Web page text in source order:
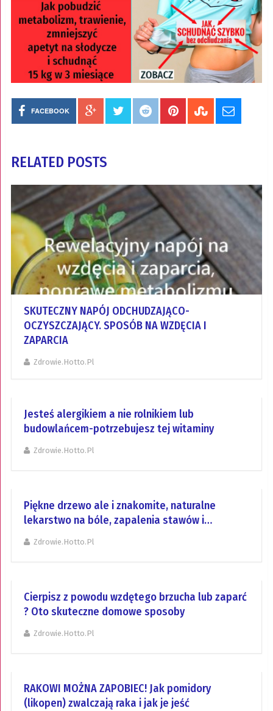
FACEBOOK
RELATED POSTS
SKUTECZNY NAPÓJ ODCHUDZAJĄCO-
OCZYSZCZAJĄCY. SPOSÓB NA WZDĘCIA I
ZAPARCIA
Zdrowie.hotto.pl
Jesteś alergikiem a nie rolnikiem lub
budowlańcem-potrzebujesz tej witaminy
Zdrowie.hotto.pl
Piękne drzewo ale i znakomite, naturalne
lekarstwo na bóle, zapalenia stawów i…
Zdrowie.hotto.pl
Cierpisz z powodu wzdętego brzucha lub zaparć
? Oto skuteczne domowe sposoby
Zdrowie.hotto.pl
RAKOWI MOŻNA ZAPOBIEC! Jak pomidory
(likopen) zwalczają raka i jak je jeść